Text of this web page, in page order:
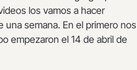
los vamos a hacer
semana. En el primero nos
empezaron el 14 de abril de